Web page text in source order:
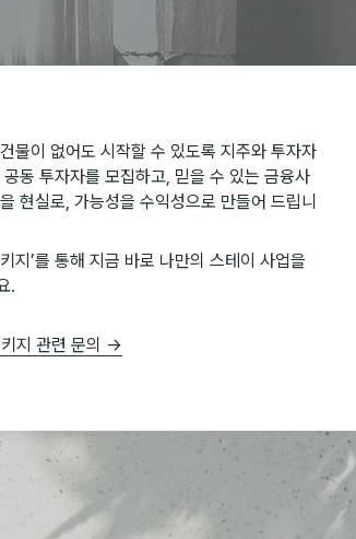
물이 없어도 시작할 수 있도록 지주와 투자자
동 투자자를 모집하고, 믿을 수 있는 금융사
현실로, 가능성을 수익성으로 만들어 드립니
지’를 통해 지금 바로 나만의 스테이 사업을
.
지 관련 문의 →